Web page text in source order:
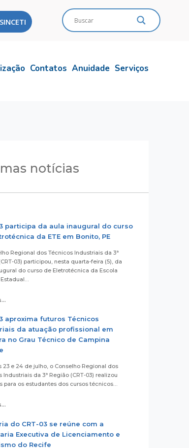
Contatos Anuidade Serviços
notícias
participa da aula inaugural do curso
da ETE em Bonito, PE
Regional dos Técnicos Industriais da 3ª
03) participou, nesta quarta-feira (5), da
do curso de Eletrotécnica da Escola
aproxima futuros Técnicos
da atuação profissional em
no Grau Técnico de Campina
23 e 24 de julho, o Conselho Regional dos
Industriais da 3ª Região (CRT-03) realizou
para os estudantes dos cursos técnicos…
do CRT-03 se reúne com a
Executiva de Licenciamento e
do Recife